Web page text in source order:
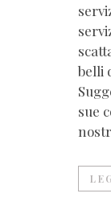
belli
sue